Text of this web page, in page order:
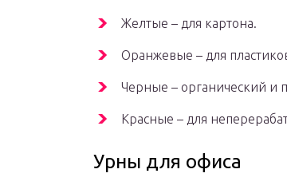
Желтые – для картона.
Оранжевые – для
Черные – органический и
Красные – для
Урны для офиса